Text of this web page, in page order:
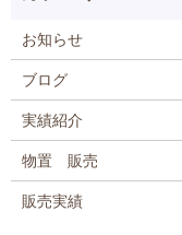
お知らせ
ブログ
実績紹介
物置 販売
販売実績